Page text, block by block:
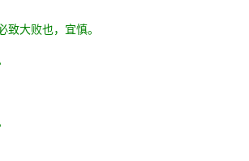
大败也，宜慎。